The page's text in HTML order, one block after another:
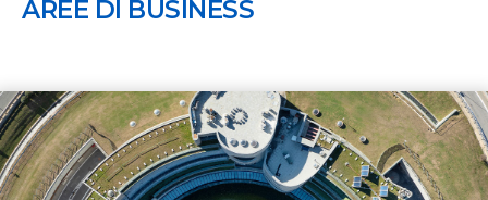
AREE DI BUSINESS